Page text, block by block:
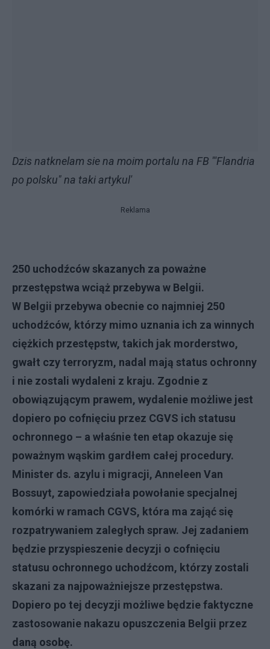
Dzis natknelam sie na moim portalu na FB "'Flandria
po polsku" na taki artykul'
Reklama
250 uchodźców skazanych za poważne
przestępstwa wciąż przebywa w Belgii.
W Belgii przebywa obecnie co najmniej 250
uchodźców, którzy mimo uznania ich za winnych
ciężkich przestępstw, takich jak morderstwo,
gwałt czy terroryzm, nadal mają status ochronny
i nie zostali wydaleni z kraju. Zgodnie z
obowiązującym prawem, wydalenie możliwe jest
dopiero po cofnięciu przez CGVS ich statusu
ochronnego – a właśnie ten etap okazuje się
poważnym wąskim gardłem całej procedury.
Minister ds. azylu i migracji, Anneleen Van
Bossuyt, zapowiedziała powołanie specjalnej
komórki w ramach CGVS, która ma zająć się
rozpatrywaniem zaległych spraw. Jej zadaniem
będzie przyspieszenie decyzji o cofnięciu
statusu ochronnego uchodźcom, którzy zostali
skazani za najpoważniejsze przestępstwa.
Dopiero po tej decyzji możliwe będzie faktyczne
zastosowanie nakazu opuszczenia Belgii przez
daną osobę.